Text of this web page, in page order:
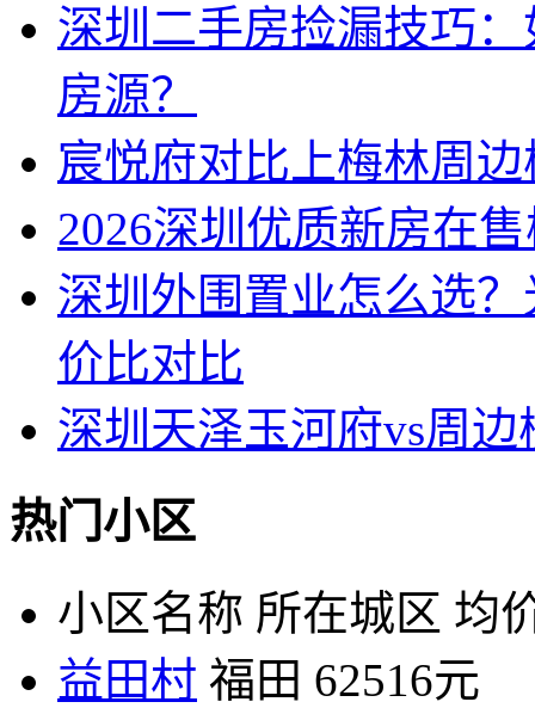
深圳二手房捡漏技巧
房源？
宸悦府对比上梅林周
2026深圳优质新房在
深圳外围置业怎么选
价比对比
深圳天泽玉河府vs周
热门小区
小区名称 所在城区 均
益田村 福田 62516元